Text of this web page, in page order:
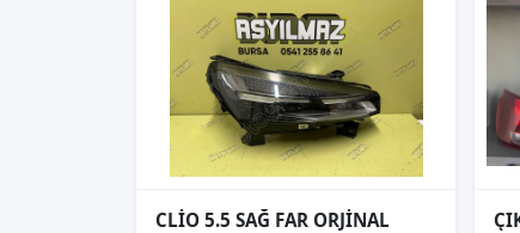
CLİO 5.5 SAĞ FAR ORJİNAL